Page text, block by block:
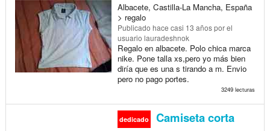
Albacete, Castilla-La Mancha, España
> regalo
Publicado hace casi 13 añospor el
usuario lauradeshnok
Regalo en albacete. Polo chica marca
nike. Pone talla xs,pero yo más bien
diría que es una s tirando a m. Envio
pero no pago portes.
3249 lecturas
dedicado Camiseta corta